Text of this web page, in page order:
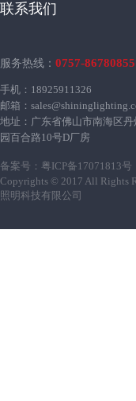
联系我们
服务热线： 0757-
手机：18925911326
邮箱：
地址：广东省佛山市南海区
园百合路10号D厂房
备案号： 粤ICP备17071813号
Copyrights © 2017 All Rights
照明科技有限公司